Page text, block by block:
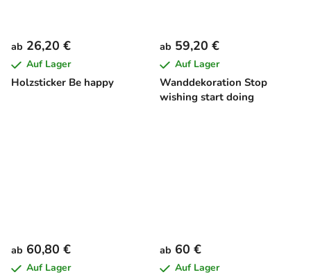
Holzsticker Be happy
ab 26,20 €
Auf Lager
Wanddekoration Stop
wishing start doing
ab 59,20 €
Auf Lager
ab 60,80 €
Auf Lager
ab 60 €
Auf Lager